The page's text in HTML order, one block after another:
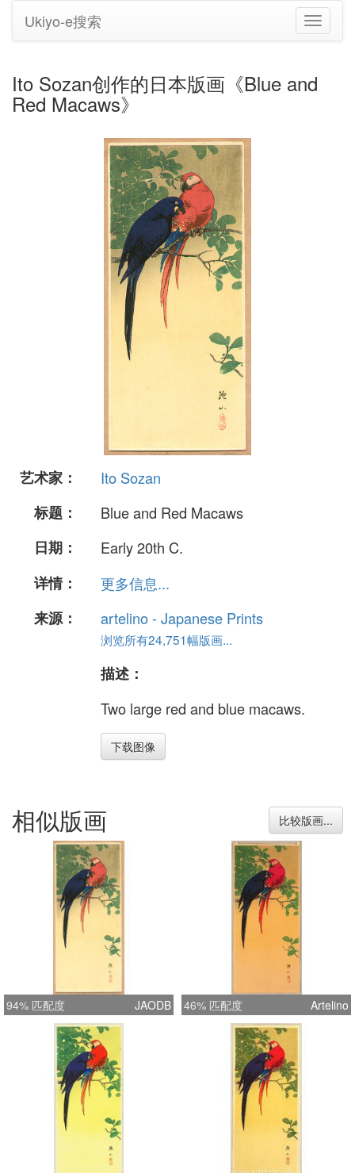
切
换
Ukiyo-e搜索
Ito Sozan创作的日本版画《Blue and
Red Macaws》
艺术家：
Ito Sozan
标题：
Blue and Red Macaws
日期：
Early 20th C.
详情：
更多信息...
来源：
artelino - Japanese Prints
浏览所有24,751幅版画...
描述：
Two large red and blue macaws.
下载图像
相似版画 比较版画...
94% 匹配度 JAODB 46% 匹配度 Artelino